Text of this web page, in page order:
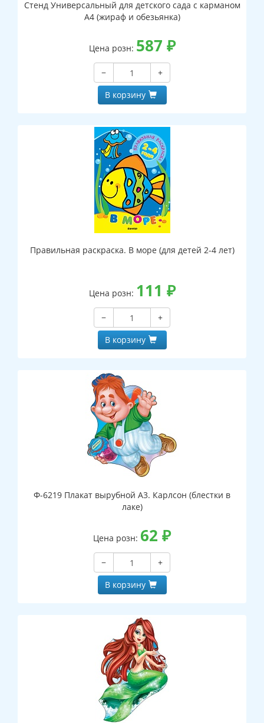
Стенд Универсальный для детского сада с карманом
А4 (жираф и обезьянка)
Цена розн: 587 ₽
−
+
В корзину
Правильная раскраска. В море (для детей 2-4 лет)
Цена розн: 111 ₽
−
+
В корзину
Ф-6219 Плакат вырубной А3. Карлсон (блестки в
лаке)
Цена розн: 62 ₽
−
+
В корзину